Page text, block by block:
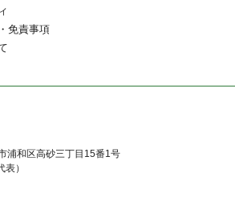
免責事項
浦和区高砂三丁目15番1号
）